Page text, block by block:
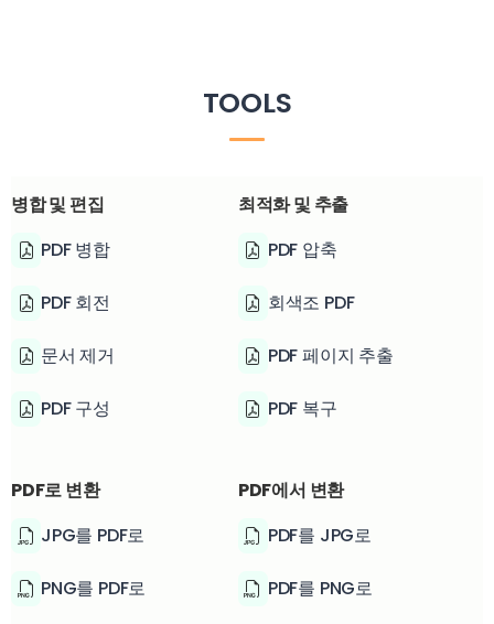
TOOLS
병합 및 편집
PDF 병합
PDF 회전
문서 제거
PDF 구성
최적화 및 추출
PDF 압축
회색조 PDF
PDF 페이지 추출
PDF 복구
PDF로 변환
JPG를 PDF로
PNG를 PDF로
PDF에서 변환
PDF를 JPG로
PDF를 PNG로